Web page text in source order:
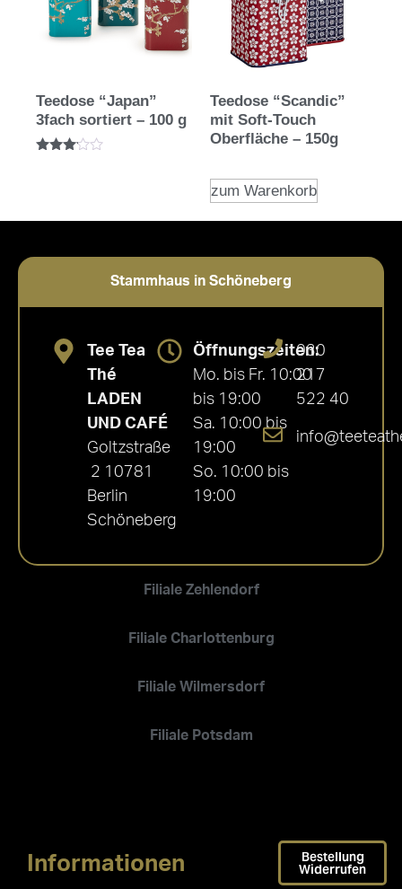
Teedose “Japan”
3fach sortiert – 100 g
Teedose “Scandic”
mit Soft-Touch
Oberfläche – 150g
zum Warenkorb
Stammhaus in Schöneberg
Filiale Zehlendorf
Filiale Charlottenburg
Filiale Wilmersdorf
Filiale Potsdam
Tee Tea
Thé
LADEN
UND CAFÉ
Goltzstraße
2 10781
Berlin
Schöneberg
Öffnungszeiten:
Mo. bis Fr. 10:00
bis 19:00
Sa. 10:00 bis
19:00
So. 10:00 bis
19:00
030
217
522 40
Informationen Bestellung
Widerrufen